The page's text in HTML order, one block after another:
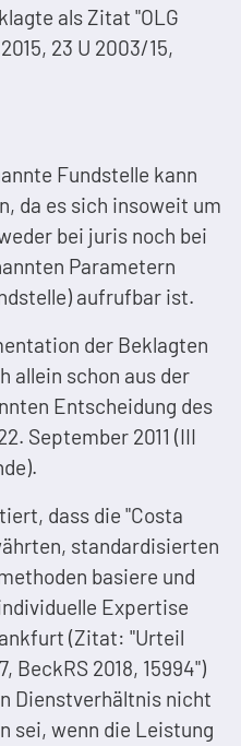
als Zitat "OLG
23 U 2003/15,
Fundstelle kann
da es sich insoweit um
bei juris noch bei
Parametern
aufrufbar ist.
der Beklagten
allein schon aus der
Entscheidung des
September 2011 (III
dass die "Costa
standardisierten
basiere und
Expertise
(Zitat: "Urteil
BeckRS 2018, 15994")
Dienstverhältnis nicht
sei, wenn die Leistung